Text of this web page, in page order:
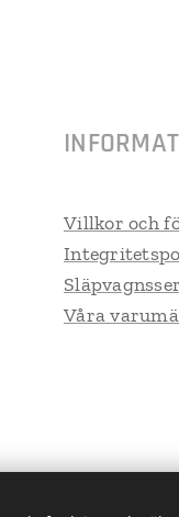
Villkor och
Våra